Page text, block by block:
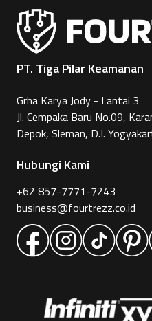
PT. Tiga Pilar Keamanan
Grha Karya Jody - Lantai 3
Jl. Cempaka Baru No.09,
Depok, Sleman, D.I.
Hubungi Kami
+62 857-7771-7243
business@fourtrezz.co.id